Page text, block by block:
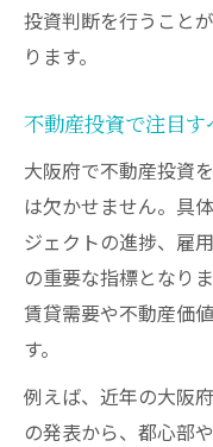
投資判断を行うこと
ります。
不動産投資で注目
大阪府で不動産投資
は欠かせません。具
ジェクトの進捗、雇
の重要な指標となり
賃貸需要や不動産価
す。
例えば、近年の大阪
の発表から、都心部